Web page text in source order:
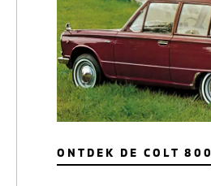
ONTDEK DE COLT 800